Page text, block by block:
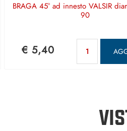
BRAGA 45° ad innesto VALSIR
90
€ 5,40